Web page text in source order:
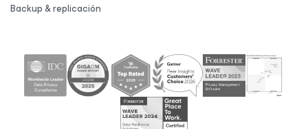
Backup & replicación